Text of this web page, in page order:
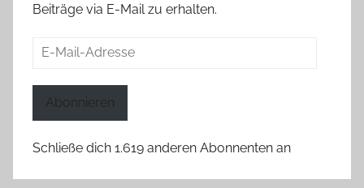
Beiträge via E-Mail zu erhalten.
E-
Abonnieren
Schließe dich 1.619 anderen Abonnenten an